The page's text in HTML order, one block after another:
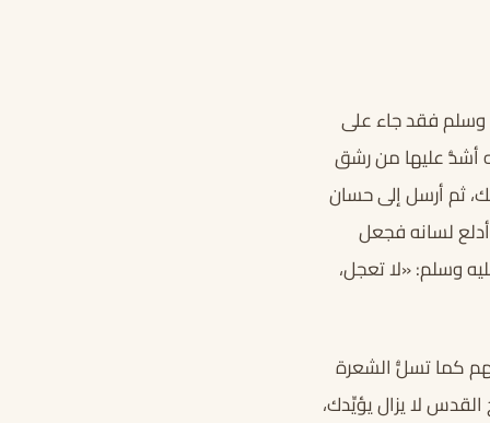
وسلم فقد جاء على
أشدُّ عليها من رشق
ثم أرسل إلى حسان
لسانه فجعل
وسلم: «لا تعجل،
كما تسلُّ الشعرة
لا يزال يؤيِّدك،